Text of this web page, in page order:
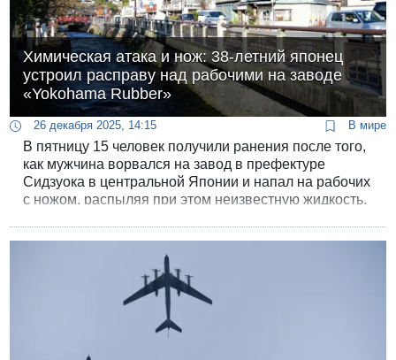
Химическая атака и нож: 38-летний японец
устроил расправу над рабочими на заводе
«Yokohama Rubber»
26 декабря 2025, 14:15 В мире
В пятницу 15 человек получили ранения после того,
как мужчина ворвался на завод в префектуре
Сидзуока в центральной Японии и напал на рабочих
с ножом, распыляя при этом неизвестную жидкость,